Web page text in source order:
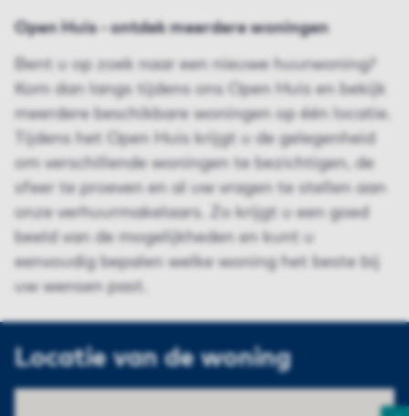
Open Huis - ontdek meerdere woningen
Bent u op zoek naar een nieuwe huurwoning?
Kom dan langs tijdens ons Open Huis en bekijk
meerdere beschikbare woningen op één locatie.
Tijdens het Open Huis krijgt u de gelegenheid
om verschillende woningen te bezichtigen, de
sfeer te proeven en al uw vragen te stellen aan
onze verhuurmakelaars. Zo krijgt u een goed
beeld van de mogelijkheden en kunt u
eenvoudig bepalen welke woning het beste bij
uw wensen past.
Locatie van de woning